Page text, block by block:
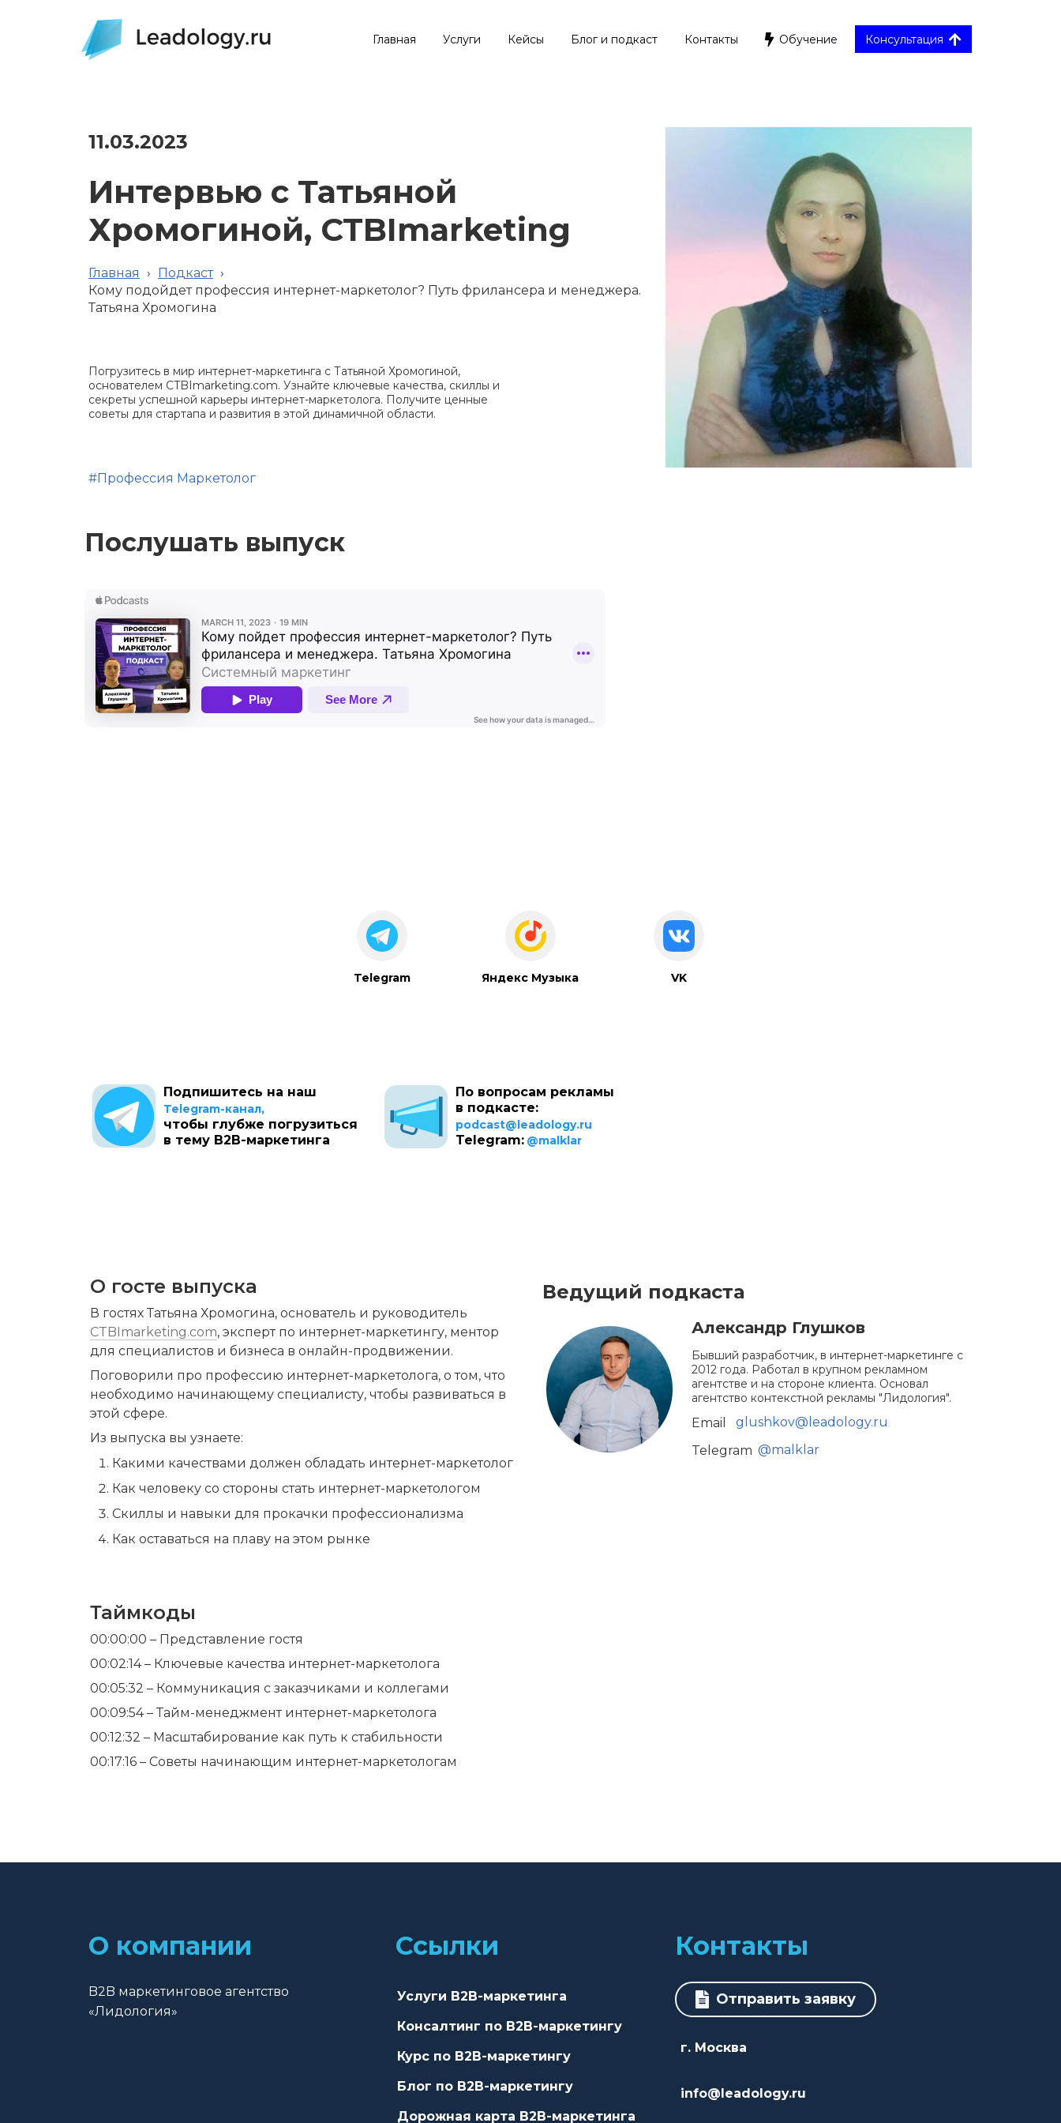
Главная Услуги Кейсы Блог и подкаст Контакты Обучение Консультация
11.03.2023
Интервью с Татьяной
Хромогиной, CTBImarketing
Главная › Подкаст ›
Кому подойдет профессия интернет-маркетолог? Путь фрилансера и менеджера.
Татьяна Хромогина
Погрузитесь в мир интернет-маркетинга с Татьяной Хромогиной,
основателем CTBImarketing.com. Узнайте ключевые качества, скиллы и
секреты успешной карьеры интернет-маркетолога. Получите ценные
советы для стартапа и развития в этой динамичной области.
#Профессия Маркетолог
Послушать выпуск
Telegram Яндекс Музыка VK
Подпишитесь на наш
Telegram-канал,
чтобы глубже погрузиться
в тему B2B-маркетинга
По вопросам рекламы
в подкасте:
podcast@leadology.ru
Telegram: @malklar
О госте выпуска
CTBImarketing.com, эксперт по интернет-маркетингу, ментор
для специалистов и бизнеса в онлайн-продвижении.
Поговорили про профессию интернет-маркетолога, о том, что
необходимо начинающему специалисту, чтобы развиваться в
этой сфере.
Из выпуска вы узнаете:
Какими качествами должен обладать интернет-маркетолог
Как человеку со стороны стать интернет-маркетологом
Скиллы и навыки для прокачки профессионализма
Как оставаться на плаву на этом рынке
Таймкоды
00:00:00 – Представление гостя
00:02:14 – Ключевые качества интернет-маркетолога
00:05:32 – Коммуникация с заказчиками и коллегами
00:09:54 – Тайм-менеджмент интернет-маркетолога
00:12:32 – Масштабирование как путь к стабильности
00:17:16 – Советы начинающим интернет-маркетологам
Ведущий подкаста
Александр Глушков
Бывший разработчик, в интернет-маркетинге с
2012 года. Работал в крупном рекламном
агентстве и на стороне клиента. Основал
агентство контекстной рекламы "Лидология".
Email
glushkov@leadology.ru
Telegram @malklar
О компании
B2B маркетинговое агентство
«Лидология»
Ссылки
Услуги B2B-маркетинга
Консалтинг по B2B-маркетингу
Курс по B2B-маркетингу
Блог по B2B-маркетингу
Дорожная карта B2B-маркетинга
Контакты
Отправить заявку
г. Москва
info@leadology.ru